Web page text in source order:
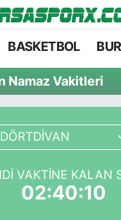
BASKETBOL
Namaz Vakitleri
DÖRTDİVAN
VAKTINE KALAN
02:40:10
Eczaneler
Durumu
Vakitleri
Puan Durumu ve